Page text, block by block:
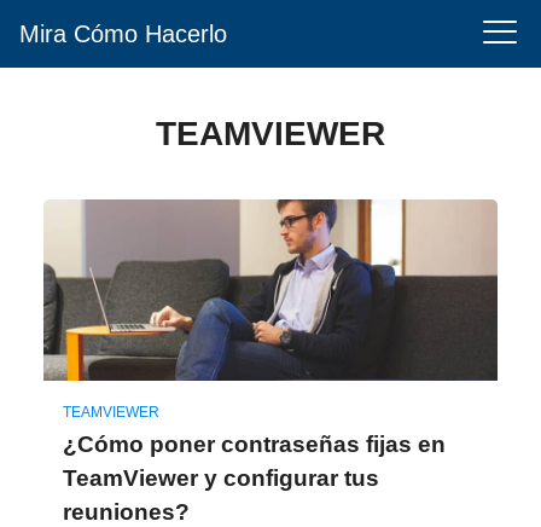
Mira Cómo Hacerlo
TEAMVIEWER
TEAMVIEWER
¿Cómo poner contraseñas fijas en
TeamViewer y configurar tus
reuniones?